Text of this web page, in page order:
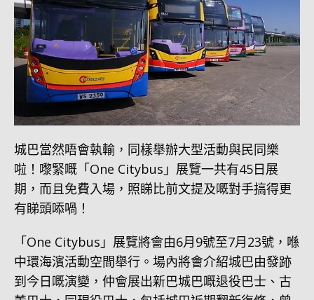
城巴當然唔會執輸，同樣舉辦大型活動與民同樂
啦！嚟緊嘅「One Citybus」展覽一共有45日展
期，而且免費入場，照睇比前文提及嘅對手搞得更
有睇頭㖭喎！
「One Citybus」展覽將會由6月9號至7月23號，喺
中環海濱活動空間舉行。場內將會介紹城巴由發跡
到今日嘅演變，仲會展出新巴城巴嘅退役巴士、古